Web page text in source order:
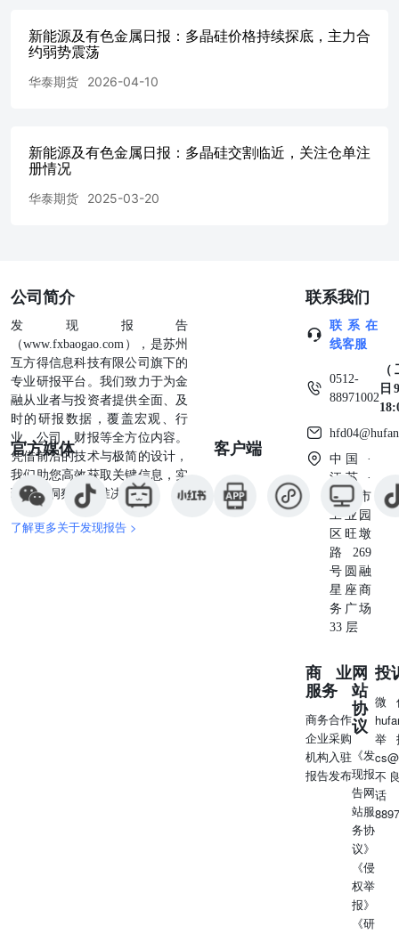
新能源及有色金属日报：多晶硅价格持续探底，主力合
约弱势震荡
华泰期货 2026-04-10
新能源及有色金属日报：多晶硅交割临近，关注仓单注
册情况
华泰期货 2025-03-20
公司简介
发现报告
（www.fxbaogao.com），是苏州
互方得信息科技有限公司旗下的
专业研报平台。我们致力于为金
融从业者与投资者提供全面、及
时的研报数据，覆盖宏观、行
业、公司、财报等全方位内容。
凭借前沿的技术与极简的设计，
我们助您高效获取关键信息，实
现深度洞察与精准决策。
了解更多关于发现报告 >
官方媒体 客户端
联系我们
联系在
线客服
0512-
88971002
日
中国 ·
江苏 ·
苏州市
工业园
区旺墩
路269
号圆融
星座商
务广场
33 层
商业
服务
商务合作
企业采购
机构入驻
报告发布
网
站
协
议
《发
现报
告网
站服
务协
议》
《侵
权举
报》
《研
投
微
举
不